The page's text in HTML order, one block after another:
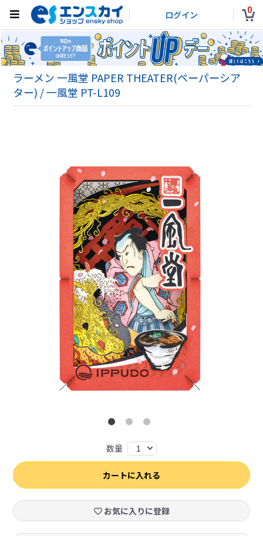
ログイン 0
ラーメン 一風堂 PAPER THEATER(ペーパーシア
ター) / 一風堂 PT-L109
数量 1
カートに入れる
お気に入りに登録